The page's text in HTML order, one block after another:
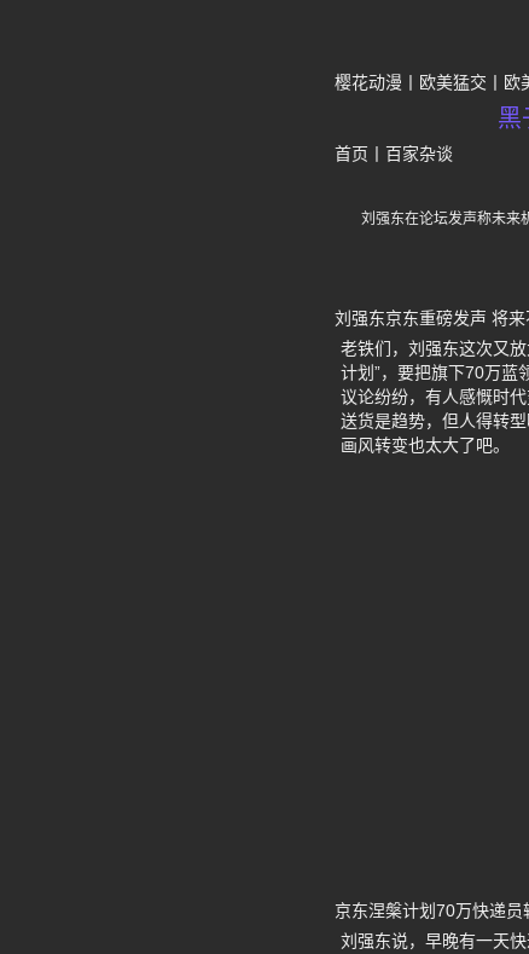
樱花动漫 欧美猛交 欧
黑
首页 百家杂谈
刘强东在论坛发声称未来
刘强东京东重磅发声 将
老铁们，刘强东这次又
计划”，要把旗下70万蓝
议论纷纷，有人感慨时
送货是趋势，但人得转
画风转变也太大了吧。
京东涅槃计划70万快递
刘强东说，早晚有一天